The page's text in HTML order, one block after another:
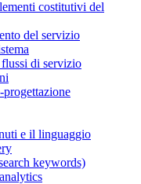
costitutivi del
del servizio
flussi di servizio
e il linguaggio
keywords)